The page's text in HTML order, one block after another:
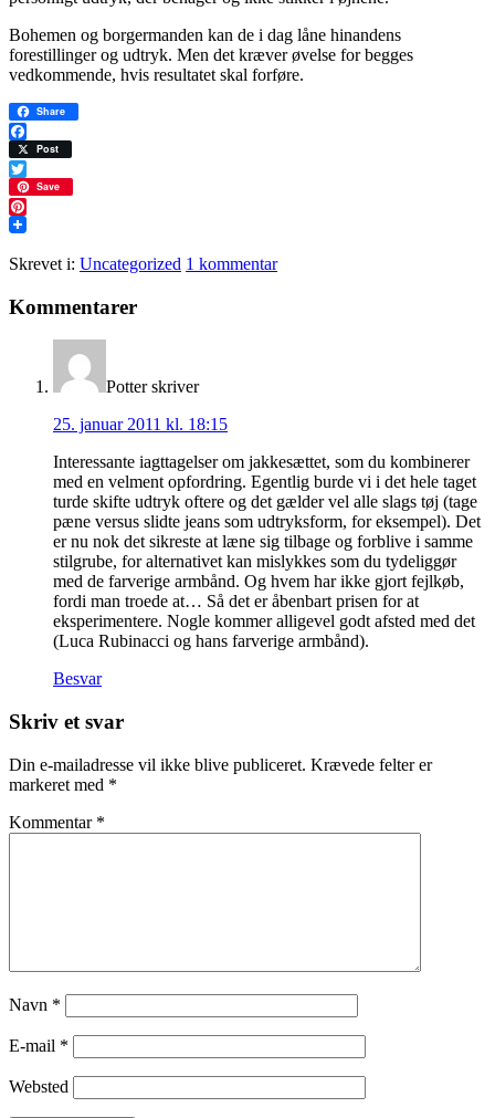
Bohemen og borgermanden kan de i dag låne hinandens
forestillinger og udtryk. Men det kræver øvelse for begges
vedkommende, hvis resultatet skal forføre.
Share
Facebook
Post
Twitter
Save
Pinterest
Skrevet i: Uncategorized 1 kommentar
Læserinteraktioner
Kommentarer
Potter skriver
25. januar 2011 kl. 18:15
Interessante iagttagelser om jakkesættet, som du kombinerer
med en velment opfordring. Egentlig burde vi i det hele taget
turde skifte udtryk oftere og det gælder vel alle slags tøj (tage
pæne versus slidte jeans som udtryksform, for eksempel). Det
er nu nok det sikreste at læne sig tilbage og forblive i samme
stilgrube, for alternativet kan mislykkes som du tydeliggør
med de farverige armbånd. Og hvem har ikke gjort fejlkøb,
fordi man troede at… Så det er åbenbart prisen for at
eksperimentere. Nogle kommer alligevel godt afsted med det
(Luca Rubinacci og hans farverige armbånd).
Besvar
Skriv et svar
Din e-mailadresse vil ikke blive publiceret. Krævede felter er
markeret med *
Kommentar *
Navn *
E-mail *
Websted